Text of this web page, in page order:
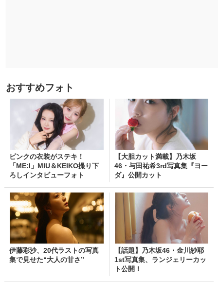
おすすめフォト
ピンクの衣装がステキ！
「ME:I」MIU＆KEIKO撮り下
ろしインタビューフォト
【大胆カット満載】乃木坂
46・与田祐希3rd写真集『ヨー
ダ』公開カット
伊藤彩沙、20代ラストの写真
集で見せた“大人の甘さ”
【話題】乃木坂46・金川紗耶
1st写真集、ランジェリーカッ
ト公開！